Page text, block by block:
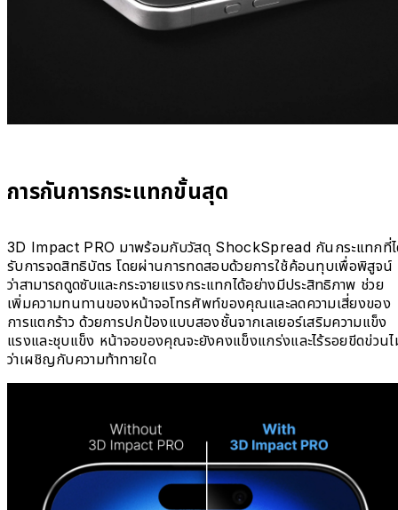
การกันการกระแทกขั้นสุด
3D Impact PRO มาพร้อมกับวัสดุ ShockSpread กันกระแทกที่
รับการจดสิทธิบัตร โดยผ่านการทดสอบด้วยการใช้ค้อนทุบเพื่อพิสูจน์
ว่าสามารถดูดซับและกระจายแรงกระแทกได้อย่างมีประสิทธิภาพ ช่วย
เพิ่มความทนทานของหน้าจอโทรศัพท์ของคุณและลดความเสี่ยงของ
การแตกร้าว ด้วยการปกป้องแบบสองชั้นจากเลเยอร์เสริมความแข็ง
แรงและชุบแข็ง หน้าจอของคุณจะยังคงแข็งแกร่งและไร้รอยขีดข่วน
ว่าเผชิญกับความท้าทายใด